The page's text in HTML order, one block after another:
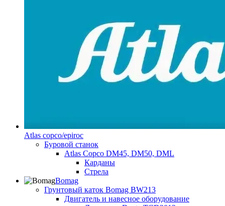
Atlas copco/epiroc
Буровой станок
Atlas Copco DM45, DM50, DML
Карданы
Стрела
Bomag
Грунтовый каток Bomag BW213
Двигатель и навесное оборудование